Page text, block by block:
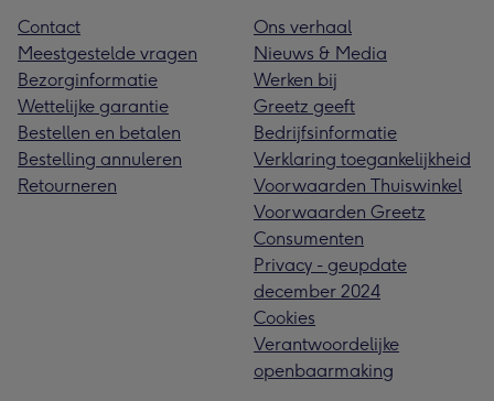
Contact
Meestgestelde vragen
Bezorginformatie
Wettelijke garantie
Bestellen en betalen
Bestelling annuleren
Retourneren
Ons verhaal
Nieuws & Media
Werken bij
Greetz geeft
Bedrijfsinformatie
Verklaring toegankelijkheid
Voorwaarden Thuiswinkel
Voorwaarden Greetz
Consumenten
Privacy - geupdate
december 2024
Cookies
Verantwoordelijke
openbaarmaking